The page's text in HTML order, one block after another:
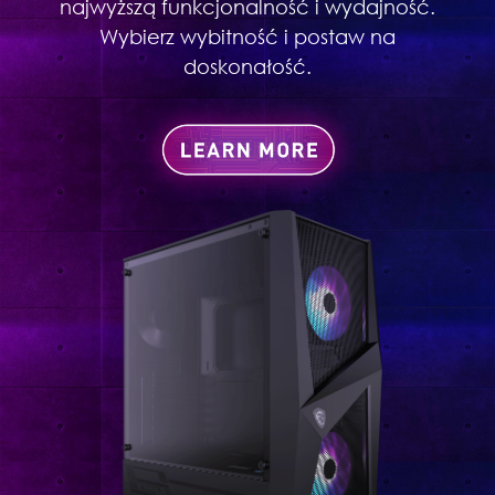
najwyższą funkcjonalność i wydajność.
Wybierz wybitność i postaw na
doskonałość.